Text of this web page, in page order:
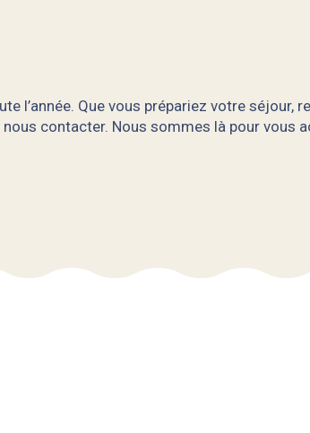
l’année. Que vous prépariez votre séjour,
contacter. Nous sommes là pour vous